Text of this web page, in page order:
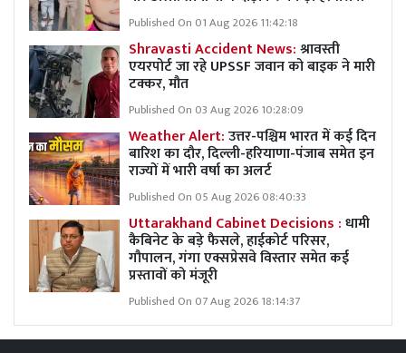
Published On 01 Aug 2026 11:42:18
Shravasti Accident News:श्रावस्ती
एयरपोर्ट जा रहे UPSSF जवान को बाइक ने मारी
टक्कर, मौत
Published On 03 Aug 2026 10:28:09
Weather Alert:उत्तर-पश्चिम भारत में कई दिन
बारिश का दौर, दिल्ली-हरियाणा-पंजाब समेत इन
राज्यों में भारी वर्षा का अलर्ट
Published On 05 Aug 2026 08:40:33
Uttarakhand Cabinet Decisions :धामी
कैबिनेट के बड़े फैसले, हाईकोर्ट परिसर,
गौपालन, गंगा एक्सप्रेसवे विस्तार समेत कई
प्रस्तावों को मंजूरी
Published On 07 Aug 2026 18:14:37